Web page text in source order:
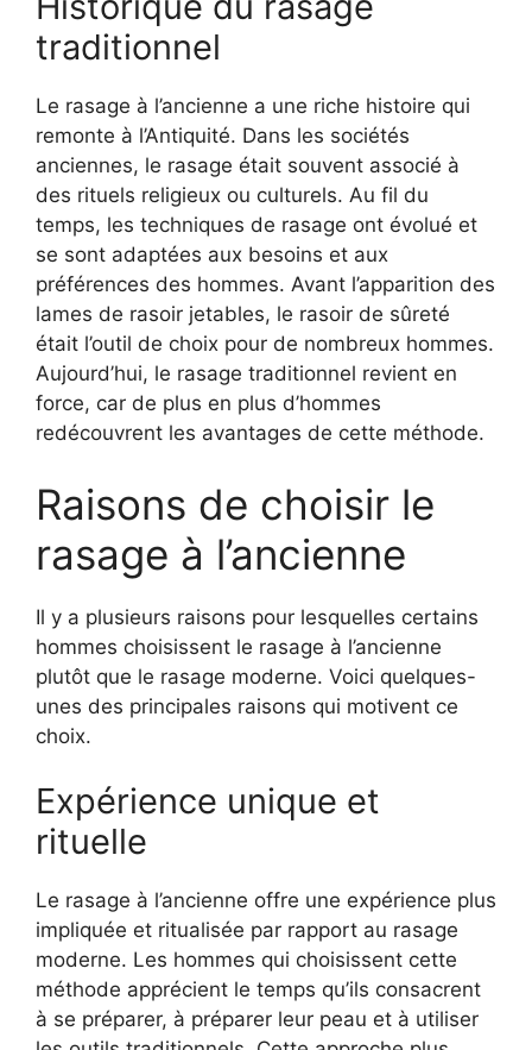
traditionnel
Le rasage à l’ancienne a une riche histoire qui
remonte à l’Antiquité. Dans les sociétés
anciennes, le rasage était souvent associé à
des rituels religieux ou culturels. Au fil du
temps, les techniques de rasage ont évolué et
se sont adaptées aux besoins et aux
préférences des hommes. Avant l’apparition des
lames de rasoir jetables, le rasoir de sûreté
était l’outil de choix pour de nombreux hommes.
Aujourd’hui, le rasage traditionnel revient en
force, car de plus en plus d’hommes
redécouvrent les avantages de cette méthode.
Raisons de choisir le
rasage à l’ancienne
Il y a plusieurs raisons pour lesquelles certains
hommes choisissent le rasage à l’ancienne
plutôt que le rasage moderne. Voici quelques-
unes des principales raisons qui motivent ce
choix.
Expérience unique et
rituelle
Le rasage à l’ancienne offre une expérience plus
impliquée et ritualisée par rapport au rasage
moderne. Les hommes qui choisissent cette
méthode apprécient le temps qu’ils consacrent
à se préparer, à préparer leur peau et à utiliser